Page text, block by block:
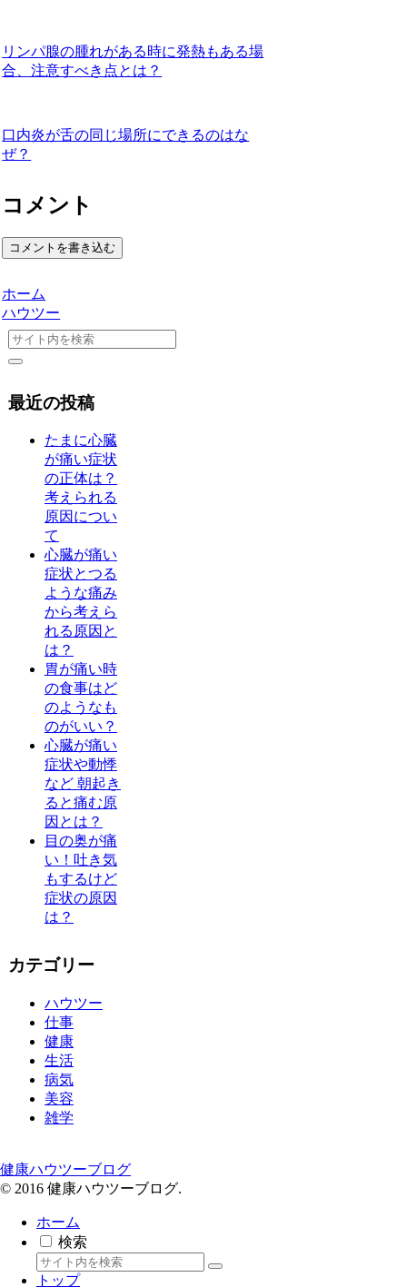
リンパ腺の腫れがある時に発熱もある場
合、注意すべき点とは？
口内炎が舌の同じ場所にできるのはな
ぜ？
コメント
コメントを書き込む
ホーム
ハウツー
最近の投稿
たまに心臓
が痛い症状
の正体は？
考えられる
原因につい
て
心臓が痛い
症状とつる
ような痛み
から考えら
れる原因と
は？
胃が痛い時
の食事はど
のようなも
のがいい？
心臓が痛い
症状や動悸
など 朝起き
ると痛む原
因とは？
目の奥が痛
い！吐き気
もするけど
症状の原因
は？
カテゴリー
ハウツー
仕事
健康
生活
病気
美容
雑学
健康ハウツーブログ
© 2016 健康ハウツーブログ.
ホーム
検索
トップ